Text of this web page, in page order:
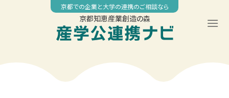
京都での企業と大学の連携のご相談なら
京都知恵産業創造の森